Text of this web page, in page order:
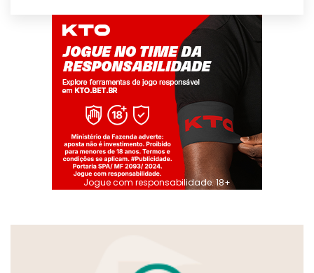
Jogue com responsabilidade. 18+